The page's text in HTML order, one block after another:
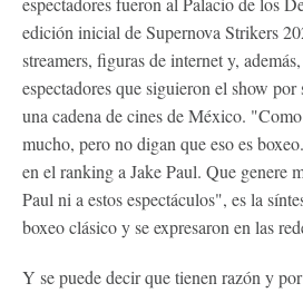
edición inicial de Supernova Strikers
streamers, figuras de internet y,
espectadores que siguieron el show por
una cadena de cines de México.
mucho, pero no digan que eso es
en el ranking a Jake Paul. Que genere
Paul ni a estos espectáculos", es la
boxeo clásico y se expresaron en las
Y se puede decir que tienen razón y